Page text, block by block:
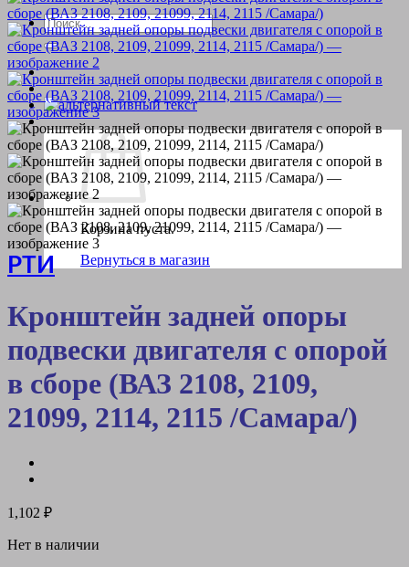
Искать:
Корзина пуста.
Вернуться в магазин
РТИ
Кронштейн задней опоры
подвески двигателя с опорой
в сборе (ВАЗ 2108, 2109,
21099, 2114, 2115 /Самара/)
1,102 ₽
Нет в наличии